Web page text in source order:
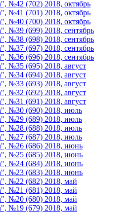
№42 (702) 2018, октябрь
№41 (701) 2018, октябрь
№40 (700) 2018, октябрь
№39 (699) 2018, сентябрь
№38 (698) 2018, сентябрь
№37 (697) 2018, сентябрь
№36 (696) 2018, сентябрь
№35 (695) 2018, август
№34 (694) 2018, август
№33 (693) 2018, август
№32 (692) 2018, август
№31 (691) 2018, август
№30 (690) 2018, июль
№29 (689) 2018, июль
№28 (688) 2018, июль
№27 (687) 2018, июль
№26 (686) 2018, июнь
№25 (685) 2018, июнь
№24 (684) 2018, июнь
№23 (683) 2018, июнь
№22 (682) 2018, май
№21 (681) 2018, май
№20 (680) 2018, май
№19 (679) 2018, май